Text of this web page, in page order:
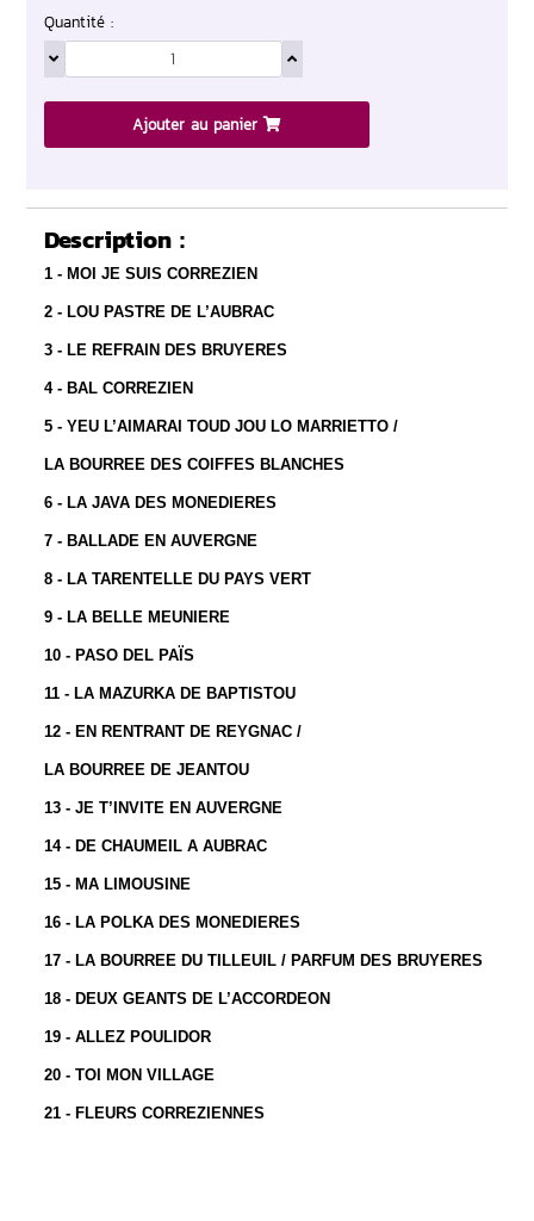
Quantité :
Ajouter au panier
Description :
1 - MOI JE SUIS CORREZIEN
2 - LOU PASTRE DE L’AUBRAC
3 - LE REFRAIN DES BRUYERES
4 - BAL CORREZIEN
5 - YEU L’AIMARAI TOUD JOU LO MARRIETTO /
LA BOURREE DES COIFFES BLANCHES
6 - LA JAVA DES MONEDIERES
7 - BALLADE EN AUVERGNE
8 - LA TARENTELLE DU PAYS VERT
9 - LA BELLE MEUNIERE
10 - PASO DEL PAÏS
11 - LA MAZURKA DE BAPTISTOU
12 - EN RENTRANT DE REYGNAC /
LA BOURREE DE JEANTOU
13 - JE T’INVITE EN AUVERGNE
14 - DE CHAUMEIL A AUBRAC
15 - MA LIMOUSINE
16 - LA POLKA DES MONEDIERES
17 - LA BOURREE DU TILLEUIL / PARFUM DES BRUYERES
18 - DEUX GEANTS DE L’ACCORDEON
19 - ALLEZ POULIDOR
20 - TOI MON VILLAGE
21 - FLEURS CORREZIENNES